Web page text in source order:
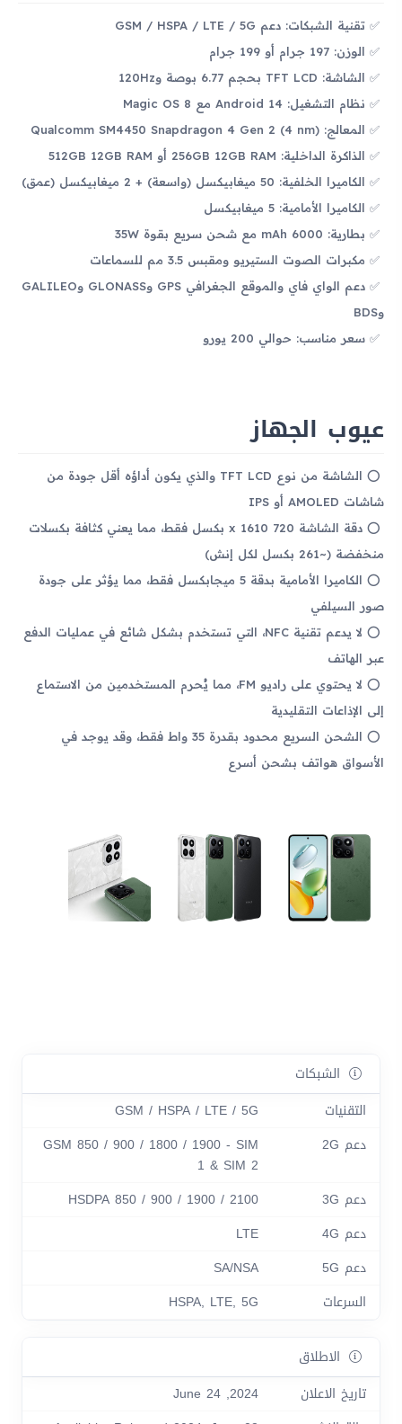
تقنية الشبكات: دعم GSM / HSPA / LTE / 5G
الوزن: 197 جرام أو 199 جرام
الشاشة: TFT LCD بحجم 6.77 بوصة و120Hz
نظام التشغيل: Android 14 مع Magic OS 8
المعالج: Qualcomm SM4450 Snapdragon 4 Gen 2 (4 nm)
الذاكرة الداخلية: 256GB 12GB RAM أو 512GB 12GB RAM
الكاميرا الخلفية: 50 ميغابيكسل (واسعة) + 2 ميغابيكسل (عمق)
الكاميرا الأمامية: 5 ميغابيكسل
بطارية: 6000 mAh مع شحن سريع بقوة 35W
مكبرات الصوت الستيريو ومقبس 3.5 مم للسماعات
دعم الواي فاي والموقع الجغرافي GPS وGLONASS وGALILEO
وBDS
سعر مناسب: حوالي 200 يورو
عيوب الجهاز
الشاشة من نوع TFT LCD والذي يكون أداؤه أقل جودة من
شاشات AMOLED أو IPS
دقة الشاشة 720 x 1610 بكسل فقط، مما يعني كثافة بكسلات
منخفضة (~261 بكسل لكل إنش)
الكاميرا الأمامية بدقة 5 ميجابكسل فقط، مما يؤثر على جودة
صور السيلفي
لا يدعم تقنية NFC، التي تستخدم بشكل شائع في عمليات الدفع
عبر الهاتف
لا يحتوي على راديو FM، مما يُحرم المستخدمين من الاستماع
إلى الإذاعات التقليدية
الشحن السريع محدود بقدرة 35 واط فقط، وقد يوجد في
الأسواق هواتف بشحن أسرع
الشبكات
التقنيات
GSM / HSPA / LTE / 5G
دعم 2G
GSM 850 / 900 / 1800 / 1900 - SIM
1 & SIM 2
دعم 3G
HSDPA 850 / 900 / 1900 / 2100
دعم 4G
LTE
دعم 5G
SA/NSA
السرعات
HSPA, LTE, 5G
الاطلاق
تاريخ الاعلان
2024, June 24